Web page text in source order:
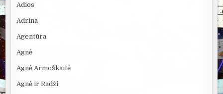
Adios
Adrina
Agentūra
Agnė
Agnė Armoškaitė
Agnė ir Radži